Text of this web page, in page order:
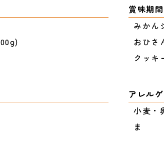
賞味期間
みかん
おひさ
クッキ
アレル
小麦・
ま